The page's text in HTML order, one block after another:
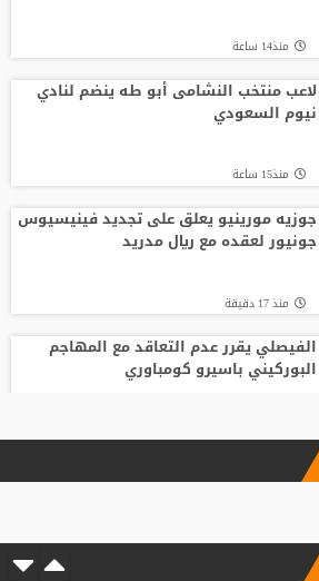
منذ14 ساعة
لاعب منتخب النشامى أبو طه ينضم لنادي
نيوم السعودي
منذ15 ساعة
جوزيه مورينيو يعلق على تجديد فينيسيوس
جونيور لعقده مع ريال مدريد
منذ 17 دقيقة
الفيصلي يقرر عدم التعاقد مع المهاجم
البوركيني باسيرو كومباوري
"اليويفا" يؤكد دفع مستحقات نهاية الخدمة